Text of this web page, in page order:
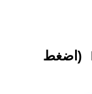
الاصدارات السابقة PDF (اضغط